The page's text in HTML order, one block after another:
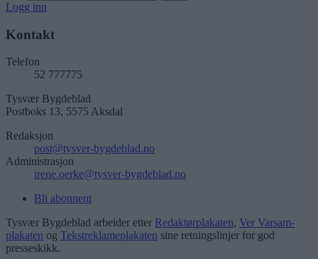
Logg inn
Kontakt
Telefon
52 777775
Tysvær Bygdeblad
Postboks 13, 5575 Aksdal
Redaksjon
post@tysver-bygdeblad.no
Administrasjon
irene.oerke@tysver-bygdeblad.no
Bli abonnent
Tysvær Bygdeblad arbeider etter Redaktørplakaten, Ver Varsam-
plakaten og Tekstreklameplakaten sine retningslinjer for god
presseskikk.